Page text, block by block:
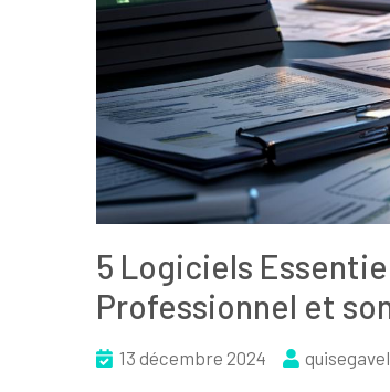
5 Logiciels
Professionnel et
13 décembre 2024